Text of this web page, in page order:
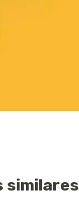
similares